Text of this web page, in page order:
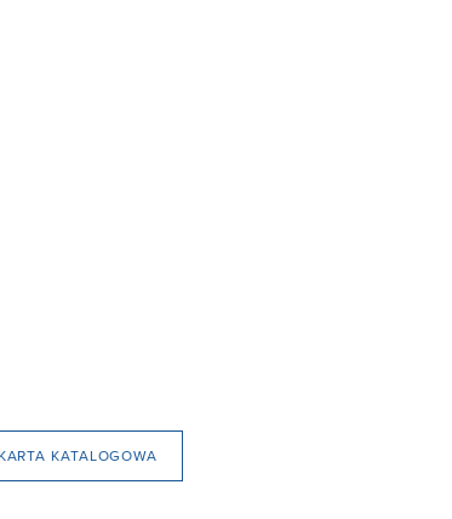
KARTA KATALOGOWA